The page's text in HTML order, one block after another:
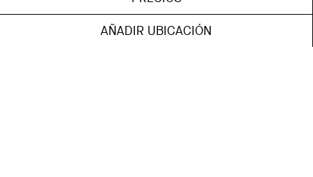
AÑADIR UBICACIÓN